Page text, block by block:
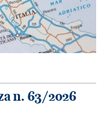
n. 63/2026